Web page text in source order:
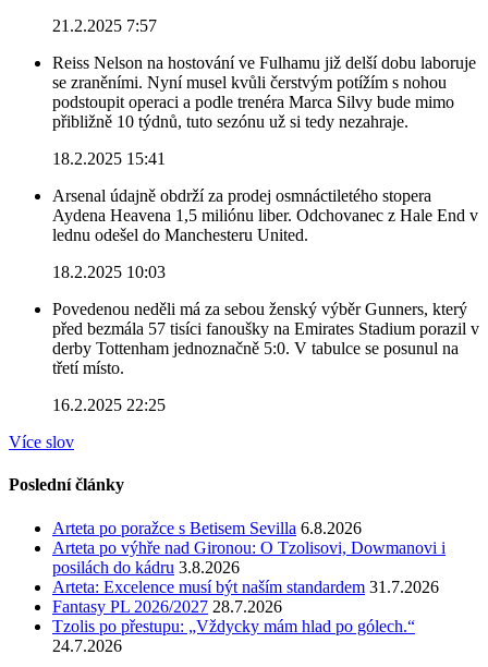
21.2.2025 7:57
Reiss Nelson na hostování ve Fulhamu již delší dobu laboruje
se zraněními. Nyní musel kvůli čerstvým potížím s nohou
podstoupit operaci a podle trenéra Marca Silvy bude mimo
přibližně 10 týdnů, tuto sezónu už si tedy nezahraje.
18.2.2025 15:41
Arsenal údajně obdrží za prodej osmnáctiletého stopera
Aydena Heavena 1,5 miliónu liber. Odchovanec z Hale End v
lednu odešel do Manchesteru United.
18.2.2025 10:03
Povedenou neděli má za sebou ženský výběr Gunners, který
před bezmála 57 tisíci fanoušky na Emirates Stadium porazil v
derby Tottenham jednoznačně 5:0. V tabulce se posunul na
třetí místo.
16.2.2025 22:25
Více slov
Poslední články
Arteta po poražce s Betisem Sevilla 6.8.2026
Arteta po výhře nad Gironou: O Tzolisovi, Dowmanovi i
posilách do kádru 3.8.2026
Arteta: Excelence musí být naším standardem 31.7.2026
Fantasy PL 2026/2027 28.7.2026
Tzolis po přestupu: „Vždycky mám hlad po gólech.“
24.7.2026